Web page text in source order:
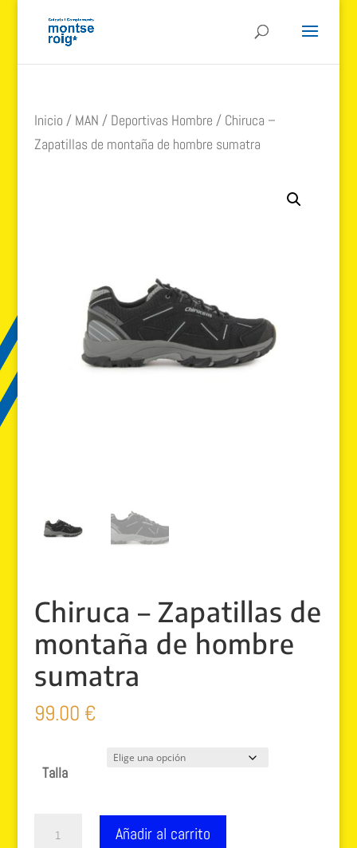
Inicio / MAN / Deportivas Hombre / Chiruca –
Zapatillas de montaña de hombre sumatra
Chiruca – Zapatillas de
montaña de hombre
sumatra
99.00 €
Talla
Añadir al carrito